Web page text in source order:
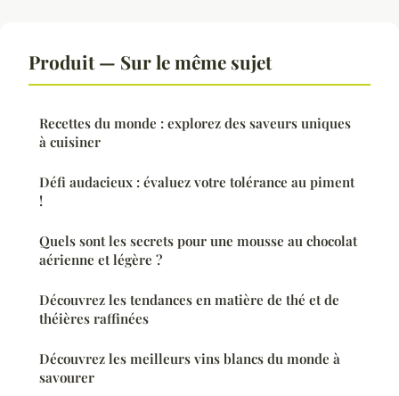
Produit — Sur le même sujet
Recettes du monde : explorez des saveurs uniques
à cuisiner
Défi audacieux : évaluez votre tolérance au piment
!
Quels sont les secrets pour une mousse au chocolat
aérienne et légère ?
Découvrez les tendances en matière de thé et de
théières raffinées
Découvrez les meilleurs vins blancs du monde à
savourer